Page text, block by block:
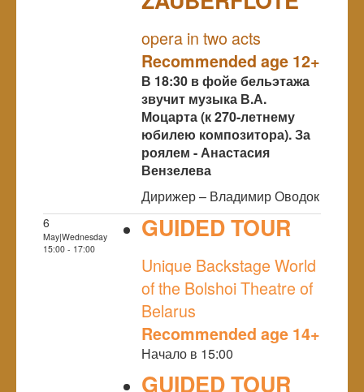
opera in two acts
Recommended age 12+
В 18:30 в фойе бельэтажа
звучит музыка В.А.
Моцарта (к 270-летнему
юбилею композитора). За
роялем - Анастасия
Вензелева
Дирижер – Владимир Оводок
6
May|Wednesday
15:00 - 17:00
GUIDED TOUR
Unique Backstage World
of the Bolshoi Theatre of
Belarus
Recommended age 14+
Начало в 15:00
GUIDED TOUR